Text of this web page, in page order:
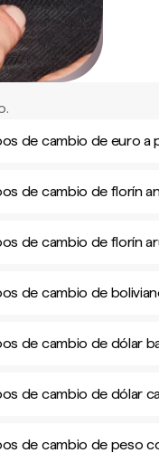
de cambio de euro a
de cambio de florín
de cambio de florín
de cambio de
de cambio de dólar
de cambio de dólar
de cambio de peso